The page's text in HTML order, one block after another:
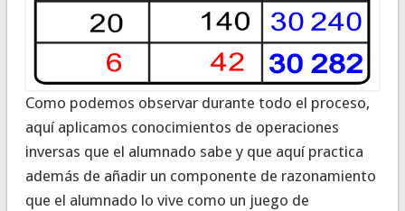
Como podemos observar durante todo el proceso,
aquí aplicamos conocimientos de operaciones
inversas que el alumnado sabe y que aquí practica
además de añadir un componente de razonamiento
que el alumnado lo vive como un juego de